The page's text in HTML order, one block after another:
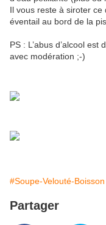
Il vous reste à siroter ce
éventail au bord de la
PS : L’abus d’alcool
avec modération ;-)
#Soupe-Velouté-Boisson
Partager